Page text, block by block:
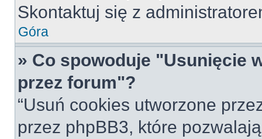
Skontaktuj się z
Góra
» Co spowoduje "Usunięcie
przez forum"?
“Usuń cookies utworzone
przez phpBB3, które